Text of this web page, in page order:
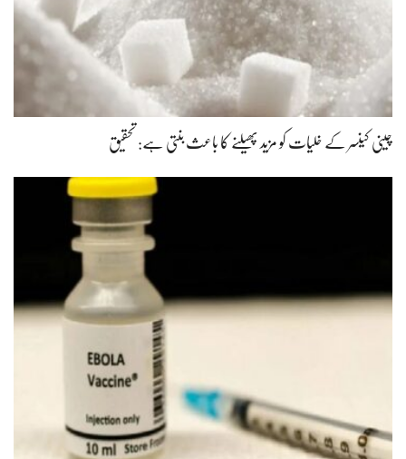
چینی کینسر کے خلیات کو مزید پھیلنے کا باعث بنتی ہے: تحقیق